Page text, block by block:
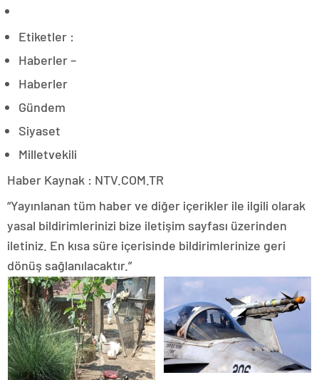
Etiketler :
Haberler –
Haberler
Gündem
Siyaset
Milletvekili
Haber Kaynak : NTV.COM.TR
“Yayınlanan tüm haber ve diğer içerikler ile ilgili olarak
yasal bildirimlerinizi bize iletişim sayfası üzerinden
iletiniz. En kısa süre içerisinde bildirimlerinize geri
dönüş sağlanılacaktır.”